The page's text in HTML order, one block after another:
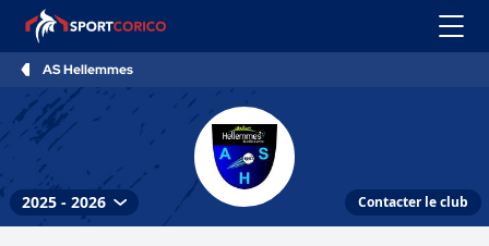
AS Hellemmes
Contacter le club